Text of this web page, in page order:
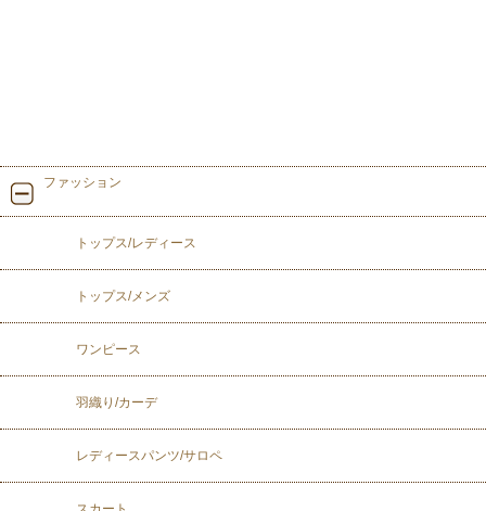
ファッション
トップス/レディース
トップス/メンズ
ワンピース
羽織り/カーデ
レディースパンツ/サロペ